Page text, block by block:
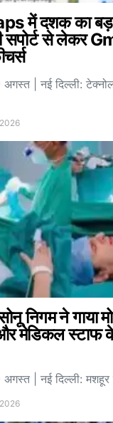
में दशक का
सपोर्ट से लेकर
अगस्त | नई दिल्ली:
निगम ने गाया
मेडिकल स्टाफ
अगस्त | नई दिल्ली: